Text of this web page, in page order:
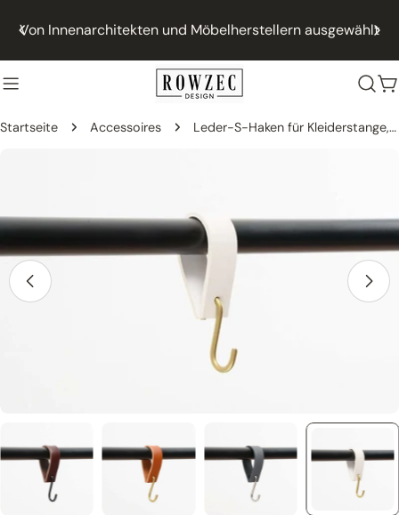
Inhalt
springen
Von Innenarchitekten und Möbelherstellern ausgewählt
Startseite Accessoires Leder-S-Haken für Kleiderstange, Mäntel und Aufbewahrung (GERAD)
Medien 16 im Modalfenster